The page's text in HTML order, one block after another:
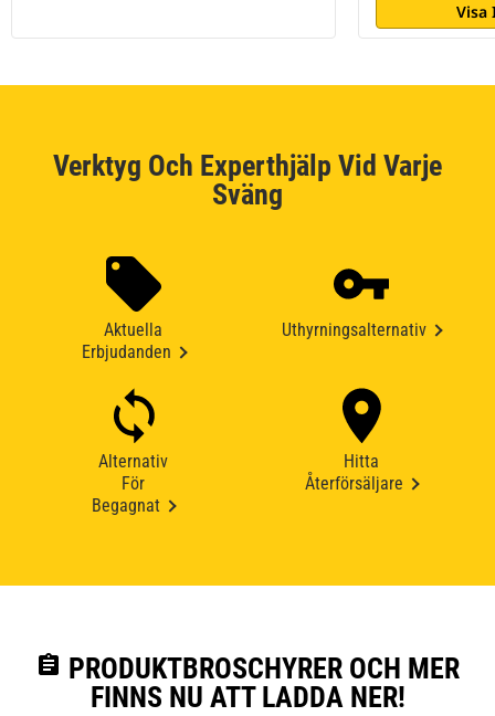
Visa
Verktyg Och Experthjälp Vid Varje
Sväng
Aktuella
Erbjudanden
Uthyrningsalternativ
Alternativ
För
Begagnat
Hitta
Återförsäljare
assignment PRODUKTBROSCHYRER OCH MER
FINNS NU ATT LADDA NER!